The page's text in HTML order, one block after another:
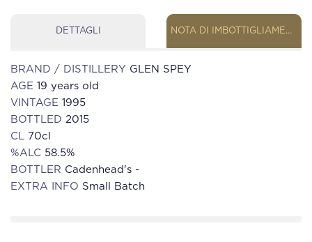
DETTAGLI NOTA DI IMBOTTIGLIAMENTO
BRAND / DISTILLERY GLEN SPEY
AGE 19 years old
VINTAGE 1995
BOTTLED 2015
CL 70cl
%ALC 58.5%
BOTTLER Cadenhead's -
EXTRA INFO Small Batch